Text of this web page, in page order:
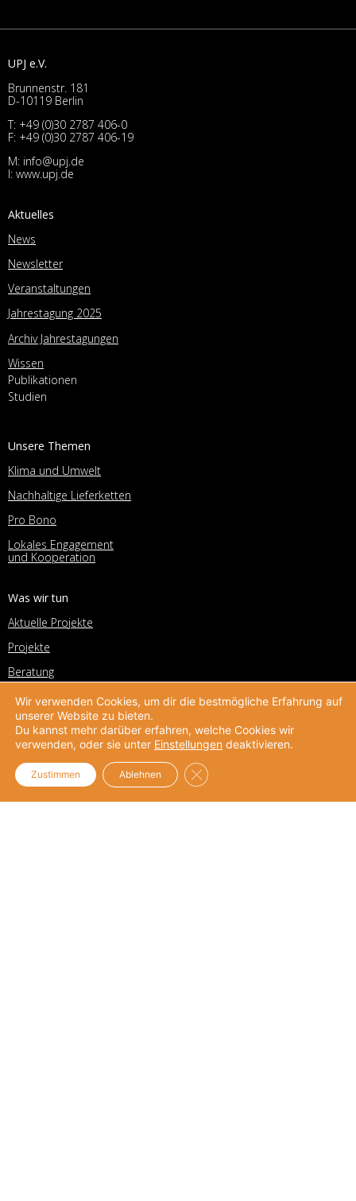
UPJ e.V.
Brunnenstr. 181
D-10119 Berlin
T: +49 (0)30 2787 406-0
F: +49 (0)30 2787 406-19
M: info@upj.de
I: www.upj.de
Aktuelles
News
Newsletter
Veranstaltungen
Jahrestagung 2025
Archiv Jahrestagungen
Wissen
Publikationen
Studien
Unsere Themen
Klima und Umwelt
Nachhaltige Lieferketten
Pro Bono
Lokales Engagement
und Kooperation
Was wir tun
Aktuelle Projekte
Projekte
Beratung
Corporate Volunteering Office
Deutscher Preis für
Unternehmensengagement
Unternehmensengagement
Wir verwenden Cookies, um dir die bestmögliche Erfahrung auf
unserer Website zu bieten.
Du kannst mehr darüber erfahren, welche Cookies wir
verwenden, oder sie unter Einstellungen deaktivieren.
Zustimmen Ablehnen GDPR Cookie-Banner